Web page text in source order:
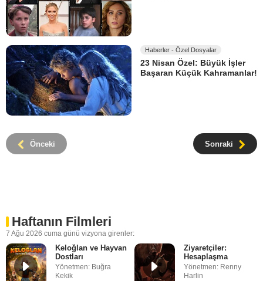
Haberler - Özel Dosyalar
23 Nisan Özel: Büyük İşler
Başaran Küçük Kahramanlar!
Önceki Sonraki
Haftanın Filmleri
7 Ağu 2026 cuma günü vizyona girenler:
Keloğlan ve Hayvan
Dostları
Yönetmen: Buğra
Kekik
Ziyaretçiler:
Hesaplaşma
Yönetmen: Renny
Harlin